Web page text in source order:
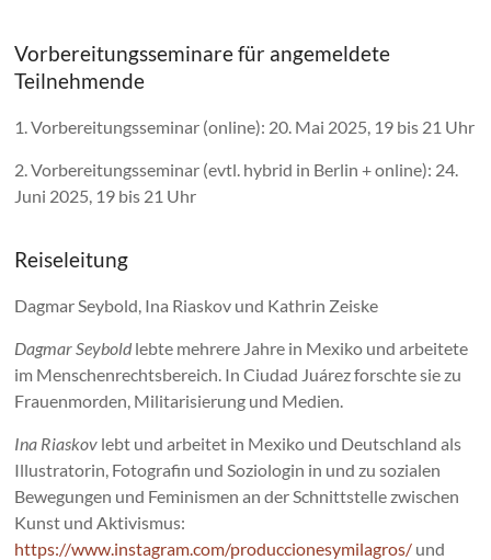
Vorbereitungsseminare für angemeldete
Teilnehmende
1. Vorbereitungsseminar (online): 20. Mai 2025, 19 bis 21 Uhr
2. Vorbereitungsseminar (evtl. hybrid in Berlin + online): 24.
Juni 2025, 19 bis 21 Uhr
Reiseleitung
Dagmar Seybold, Ina Riaskov und Kathrin Zeiske
Dagmar Seyboldlebte mehrere Jahre in Mexiko und arbeitete
im Menschenrechtsbereich. In Ciudad Juárez forschte sie zu
Frauenmorden, Militarisierung und Medien.
Ina Riaskov lebt und arbeitet in Mexiko und Deutschland als
Illustratorin, Fotografin und Soziologin in und zu sozialen
Bewegungen und Feminismen an der Schnittstelle zwischen
Kunst und Aktivismus:
https://www.instagram.com/produccionesymilagros/ und